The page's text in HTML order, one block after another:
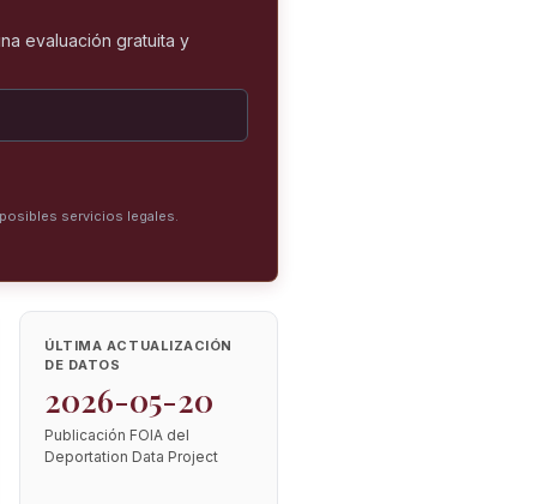
evaluación gratuita y
servicios legales.
ÚLTIMA ACTUALIZACIÓN
DE DATOS
2026-05-20
Publicación FOIA del
Deportation Data Project